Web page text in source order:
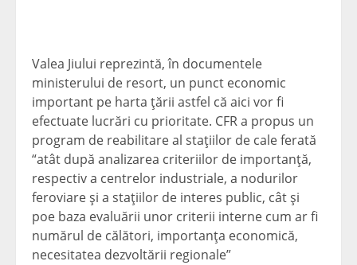
Valea Jiului reprezintă, în documentele
ministerului de resort, un punct economic
important pe harta ţării astfel că aici vor fi
efectuate lucrări cu prioritate. CFR a propus un
program de reabilitare al staţiilor de cale ferată
“atât după analizarea criteriilor de importanţă,
respectiv a centrelor industriale, a nodurilor
feroviare şi a staţiilor de interes public, cât şi
poe baza evaluării unor criterii interne cum ar fi
numărul de călători, importanţa economică,
necesitatea dezvoltării regionale”